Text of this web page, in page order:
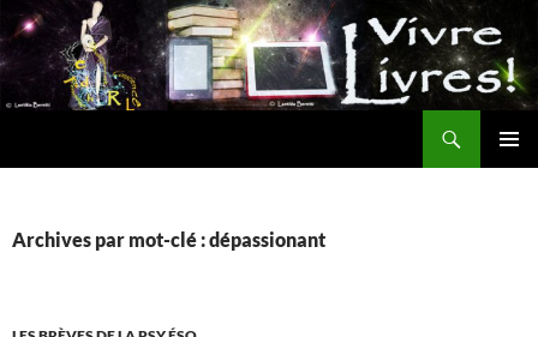
Aller
au
contenu
Archives par mot-clé : dépassionant